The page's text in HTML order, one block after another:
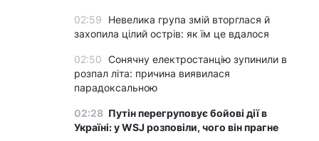
02:59
Невелика група змій вторглася й
захопила цілий острів: як їм це вдалося
02:50 Сонячну електростанцію зупинили в
розпал літа: причина виявилася
парадоксальною
02:28 Путін перегруповує бойові дії в
Україні: у WSJ розповіли, чого він прагне